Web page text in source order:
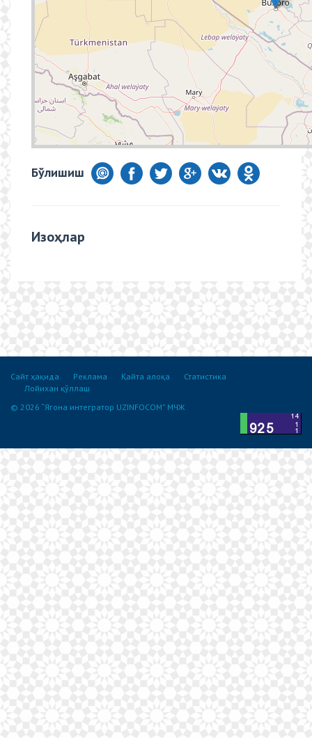
Бўлишиш
Изоҳлар
Сайт ҳақида Реклама Қайта алоқа
Статистика
Лойихан қўллаш
© 2026 “Ягона интегратор UZINFOCOM” МЧЖ